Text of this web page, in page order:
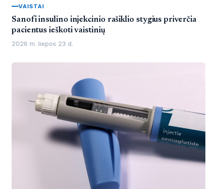
VAISTAI
Sanofi insulino injekcinio rašiklio stygius priverčia
pacientus ieškoti vaistinių
2026 m. liepos 23 d.